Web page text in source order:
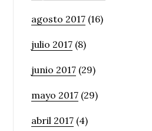
agosto 2017 (16)
julio 2017 (8)
junio 2017 (29)
mayo 2017 (29)
abril 2017 (4)